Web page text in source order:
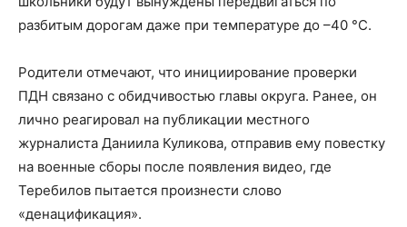
разбитым дорогам даже при температуре до –40 °C.
Родители отмечают, что инициирование проверки
ПДН связано с обидчивостью главы округа. Ранее, он
лично реагировал на публикации местного
журналиста Даниила Куликова, отправив ему повестку
на военные сборы после появления видео, где
Теребилов пытается произнести слово
«денацификация».